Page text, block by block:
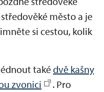
město a je
si cestou, kolik
takédvě kašny
zvonici
. Pro